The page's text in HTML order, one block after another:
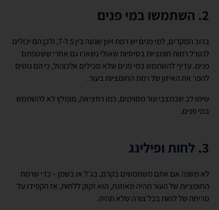
2. השתמשו במי פנים
ברוב המקרים, למי פנים יש רמת pH שנעה בין 5 ל-7, ולכן הם יכולים
לנטרל רמות חומציות בסיסיות שאולי נשארו גם אחרי ששטפתם
פנים. עדיף להשתמש במי פנים שלא מכילים אלכוהול, כי הם נוטים
להפר את האיזון של רמת החומציות בעור.
שימו לב שבמצבי עור מסוימים, כמו רוזציאה, מומלץ לא להשתמש
במי פנים.
3. לחות ופילינג
לא משנה אם אתם משתמשים בקרם, בג׳ל או בשמן – כדי שרמת
החומציות של העור תהיה מאוזנת, הוא זקוק ללחות, אז הקפידו על
מריחה של לחות בכל צורה שלא תהיה.